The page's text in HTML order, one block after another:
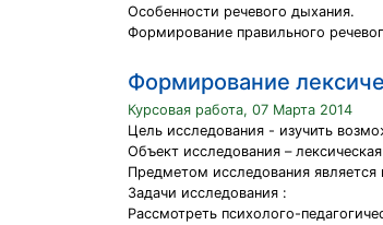
Особенности речевого дыхания.
Формирование правильного
Формирование
Курсовая работа, 07 Марта 2014
Цель исследования - изучить
Объект исследования –
Предметом исследования
Задачи исследования :
Рассмотреть психолого-